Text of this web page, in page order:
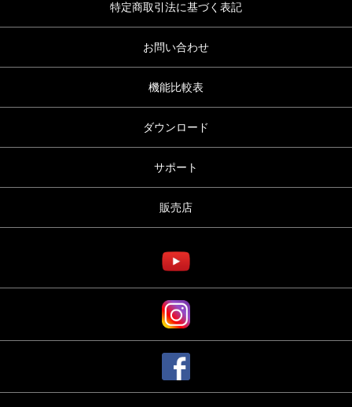
特定商取引法に基づく表記
お問い合わせ
機能比較表
ダウンロード
サポート
販売店